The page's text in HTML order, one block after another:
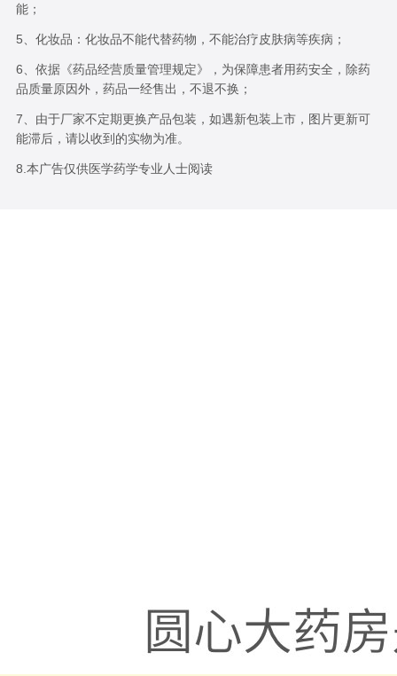
能；
5、化妆品：化妆品不能代替药物，不能治疗皮肤病等疾病；
6、依据《药品经营质量管理规定》，为保障患者用药安全，除药
品质量原因外，药品一经售出，不退不换；
7、由于厂家不定期更换产品包装，如遇新包装上市，图片更新可
能滞后，请以收到的实物为准。
8.本广告仅供医学药学专业人士阅读